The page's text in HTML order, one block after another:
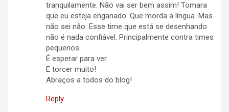
tranquilamente. Não vai ser bem assim! Tomara
que eu esteja enganado. Que morda a língua. Mas
não sei não. Esse time que está se desenhando
não é nada confiável. Principalmente contra times
pequenos.
É esperar para ver.
E torcer muito!
Abraços a todos do blog!
Reply